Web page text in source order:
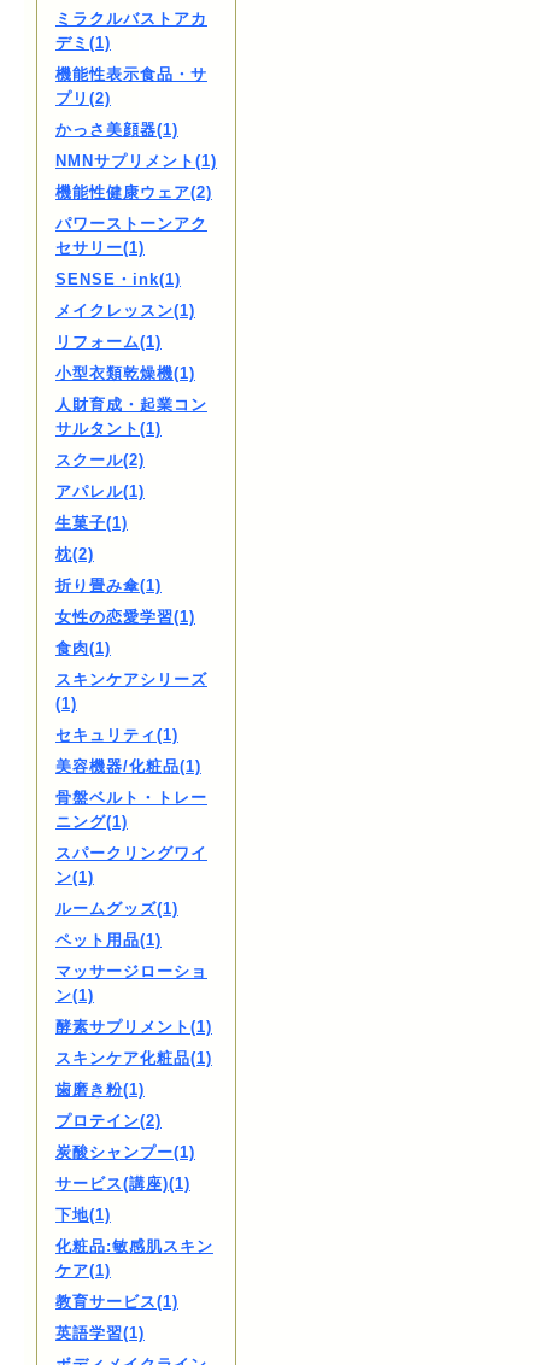
ミラクルバストアカ
デミ(1)
機能性表示食品・サ
プリ(2)
かっさ美顔器(1)
NMNサプリメント(1)
機能性健康ウェア(2)
パワーストーンアク
セサリー(1)
SENSE・ink(1)
メイクレッスン(1)
リフォーム(1)
小型衣類乾燥機(1)
人財育成・起業コン
サルタント(1)
スクール(2)
アパレル(1)
生菓子(1)
枕(2)
折り畳み傘(1)
女性の恋愛学習(1)
食肉(1)
スキンケアシリーズ
(1)
セキュリティ(1)
美容機器/化粧品(1)
骨盤ベルト・トレー
ニング(1)
スパークリングワイ
ン(1)
ルームグッズ(1)
ペット用品(1)
マッサージローショ
ン(1)
酵素サプリメント(1)
スキンケア化粧品(1)
歯磨き粉(1)
プロテイン(2)
炭酸シャンプー(1)
サービス(講座)(1)
下地(1)
化粧品:敏感肌スキン
ケア(1)
教育サービス(1)
英語学習(1)